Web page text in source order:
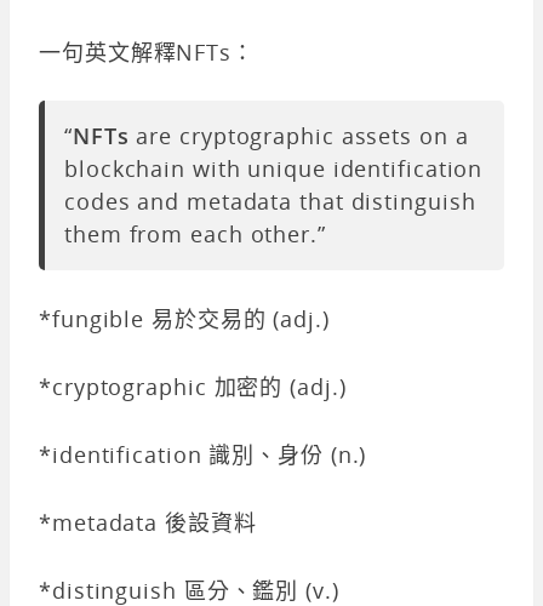
一句英文解釋NFTs：
“NFTs are cryptographic assets on a
blockchain with unique identification
codes and metadata that distinguish
them from each other.”
*fungible 易於交易的 (adj.)
*cryptographic 加密的 (adj.)
*identification 識別、身份 (n.)
*metadata 後設資料
*distinguish 區分、鑑別 (v.)